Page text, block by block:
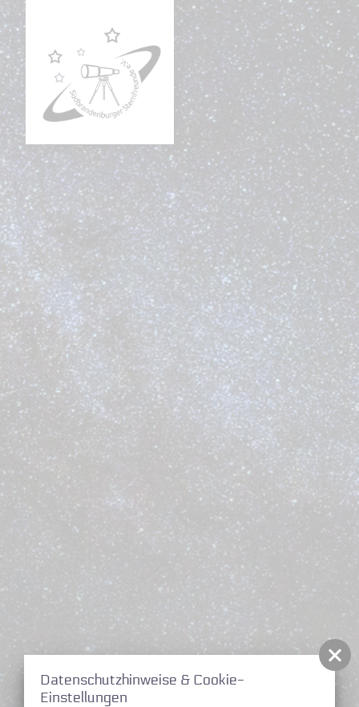
Datenschutzhinweise & Cookie-
Einstellungen